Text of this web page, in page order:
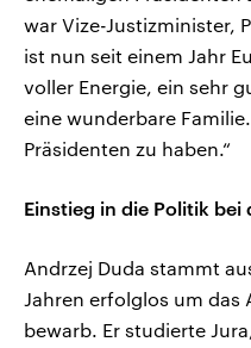
war Vize-Justizminister,
ist nun seit einem Jahr
voller Energie, ein sehr
eine wunderbare
Präsidenten zu haben.“
Einstieg in die Politik bei
Andrzej Duda stammt
Jahren erfolglos um das
bewarb. Er studierte